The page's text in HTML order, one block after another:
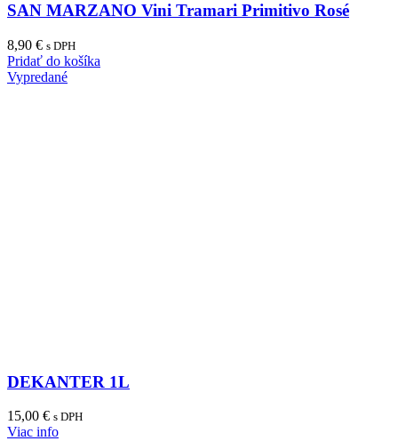
SAN MARZANO Vini Tramari Primitivo Rosé
8,90 € s DPH
Pridať do košíka
Vypredané
DEKANTER 1L
15,00 € s DPH
Viac info